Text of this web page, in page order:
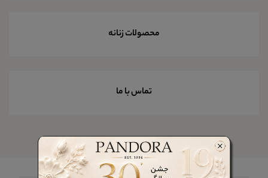
محصولات زنانه
تماس با ما